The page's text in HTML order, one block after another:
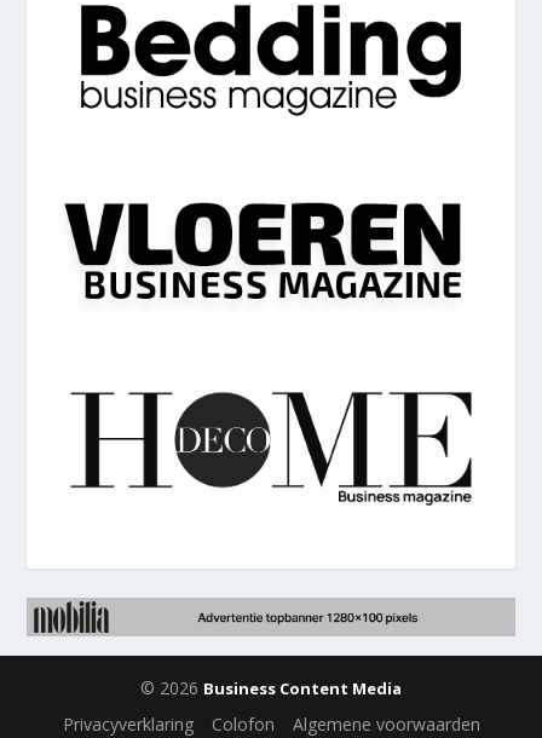
© 2026 Business Content Media
Privacyverklaring Colofon Algemene voorwaarden